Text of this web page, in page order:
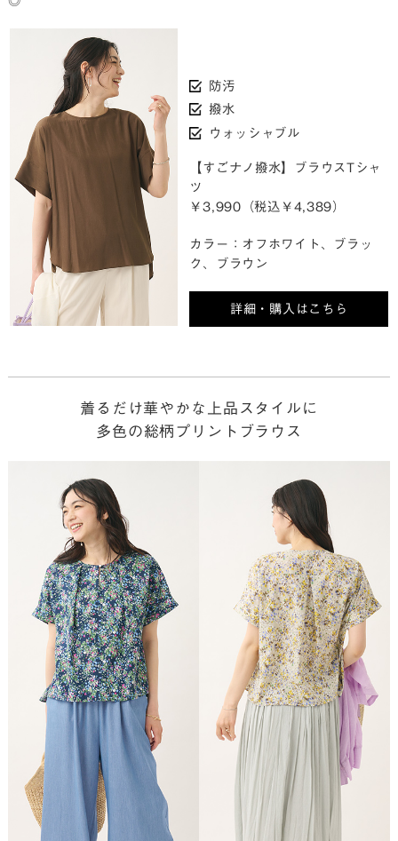
防汚
撥水
ウォッシャブル
【すごナノ撥水】ブラウスTシャ
ツ
￥3,990（税込￥4,389）
カラー：オフホワイト、ブラッ
ク、ブラウン
詳細・購入はこちら
着るだけ華やかな上品スタイルに
多色の総柄プリントブラウス